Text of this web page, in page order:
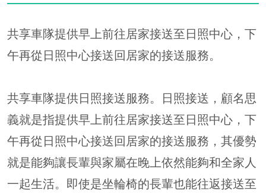
共享車隊提供早上前往居家接送至日照中心，下
午再從日照中心接送回居家的接送服務。
共享車隊提供日照接送服務。日照接送，顧名思
義就是指提供早上前往居家接送至日照中心，下
午再從日照中心接送回居家的接送服務，其優勢
就是能夠讓長輩與家屬在晚上依然能夠和全家人
一起生活。即使是坐輪椅的長輩也能往返接送至